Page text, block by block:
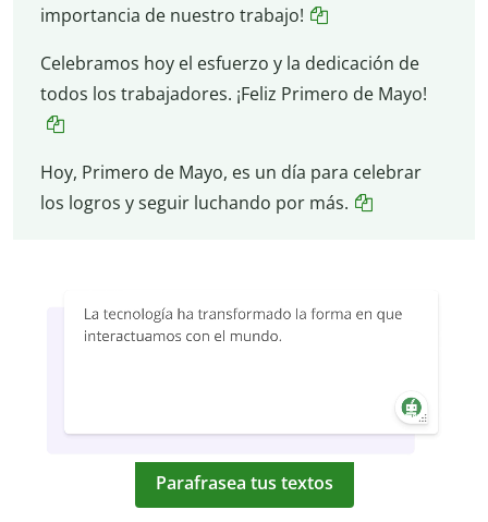
importancia de nuestro trabajo!
Celebramos hoy el esfuerzo y la dedicación de
todos los trabajadores. ¡Feliz Primero de Mayo!
Hoy, Primero de Mayo, es un día para celebrar
los logros y seguir luchando por más.
Parafrasea tus textos